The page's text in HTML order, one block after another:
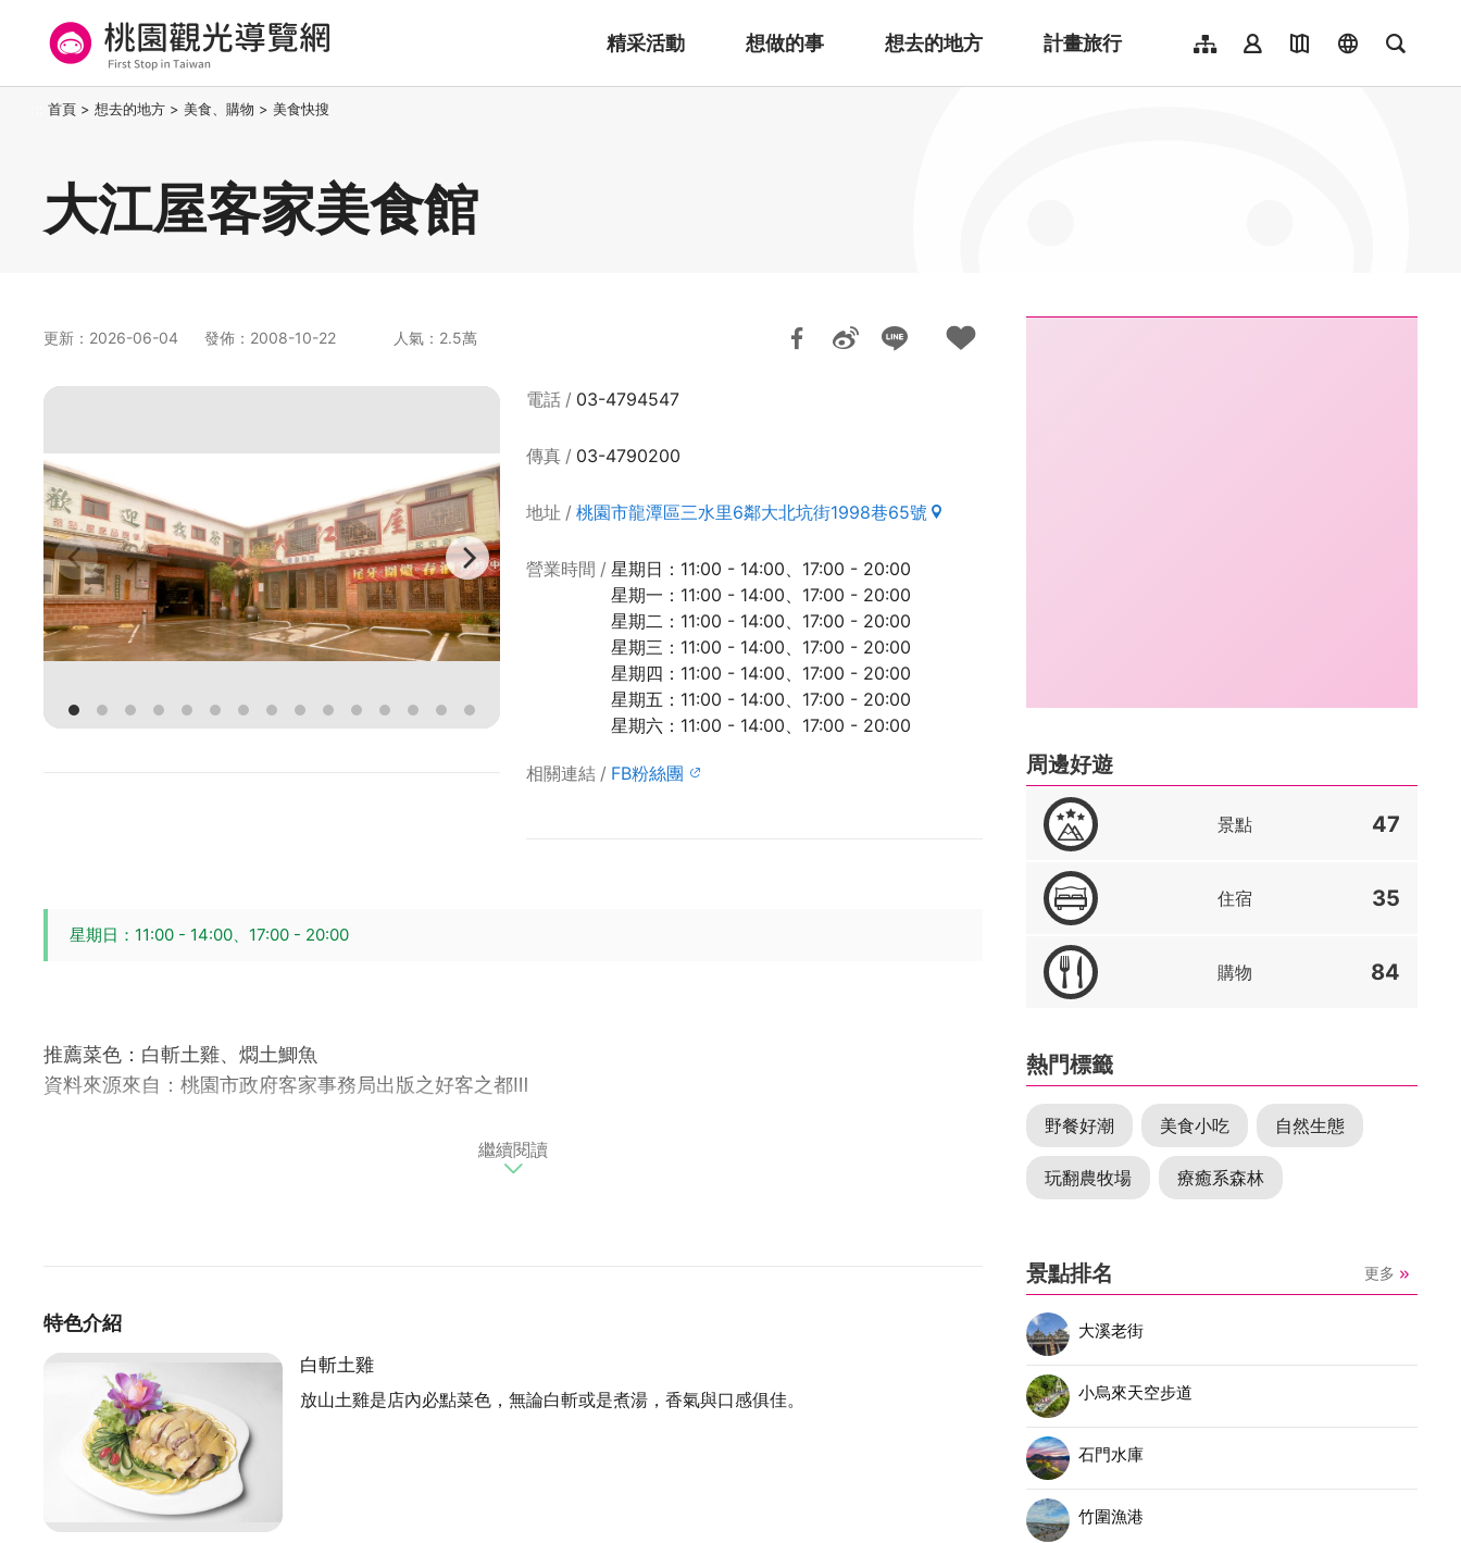
要
桃園觀光導覽網
精采活動 想做的事 想去的地方 計畫旅行
網站導覽會員登入地圖導覽language全文檢
首頁 > 想去的地方 > 美食、購物 > 美食快搜
大江屋客家美食館
更新：2026-06-04 發佈：2008-10-22 人氣：2.5萬
電話 03-4794547
傳真 03-4790200
地址 桃園市龍潭區三水里6鄰大北坑街1998巷65號
營業時間
星期日：11:00 - 14:00、17:00 - 20:00
星期一：11:00 - 14:00、17:00 - 20:00
星期二：11:00 - 14:00、17:00 - 20:00
星期三：11:00 - 14:00、17:00 - 20:00
星期四：11:00 - 14:00、17:00 - 20:00
星期五：11:00 - 14:00、17:00 - 20:00
星期六：11:00 - 14:00、17:00 - 20:00
相關連結 FB粉絲團
星期日：11:00 - 14:00、17:00 - 20:00
推薦菜色：白斬土雞、燜土鯽魚
資料來源來自：桃園市政府客家事務局出版之好客之都Ⅲ
龍潭區三水里大北坑一帶，許多江家人世居種茶至今，這裡是龍潭最大的製茶區，製茶、選茶、品茶，遊客如
織。好客的江媽媽，料理道地客家菜，讓客人大感驚艷，一次次鼓勵，帶給江媽媽一家人信心，在1997年創
大江屋有個很有趣的店規，就是不可以催菜，大江屋希望客人能放慢步調、沈澱心情，欣賞山景，心平氣和的
品嚐佳餚。大江屋不開放客人唱卡拉OK，播放的是早期山歌到近代的阿淘、謝宇威、林生祥……等客家樂
曲，呈現滿滿客家風情，店裡陳設許多傳統客家文物、桌椅、碗櫥，空間懷舊讓人們有回家感，一切別客氣，
碗筷自己拿，飯吃不夠隨你添，擔心一成的服務費？你在家裡有付過服務費嗎？
人氣美食別錯過
繼續閱讀
特色介紹
白斬土雞
放山土雞是店內必點菜色，無論白斬或是煮湯，香氣與口感俱佳。
:::
周邊好遊
景點 47
住宿 35
購物 84
熱門標籤
野餐好潮 美食小吃 自然生態
玩翻農牧場 療癒系森林
景點排名 更多
大溪老街
小烏來天空步道
石門水庫
竹圍漁港